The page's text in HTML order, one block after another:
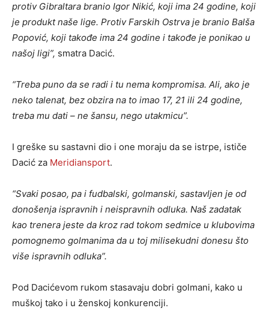
protiv Gibraltara branio Igor Nikić, koji ima 24 godine, koji
je produkt naše lige. Protiv Farskih Ostrva je branio Balša
Popović, koji takođe ima 24 godine i takođe je ponikao u
našoj ligi”, smatra Dacić.
“Treba puno da se radi i tu nema kompromisa. Ali, ako je
neko talenat, bez obzira na to imao 17, 21 ili 24 godine,
treba mu dati – ne šansu, nego utakmicu”.
I greške su sastavni dio i one moraju da se istrpe, ističe
Dacić za Meridiansport.
“Svaki posao, pa i fudbalski, golmanski, sastavljen je od
donošenja ispravnih i neispravnih odluka. Naš zadatak
kao trenera jeste da kroz rad tokom sedmice u klubovima
pomognemo golmanima da u toj milisekudni donesu što
više ispravnih odluka”.
Pod Dacićevom rukom stasavaju dobri golmani, kako u
muškoj tako i u ženskoj konkurenciji.